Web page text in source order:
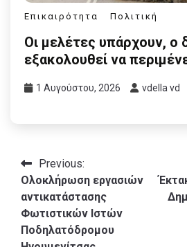
Επικαιρότητα Πολιτική
Οι μελέτες υπάρχουν, ο
εξακολουθεί να
1 Αυγούστου, 2026 vdella vd
Πλοήγηση
άρθρων
Previous:
Ολοκλήρωση εργασιών
αντικατάστασης
Φωτιστικών Ιστών
Ποδηλατόδρομου